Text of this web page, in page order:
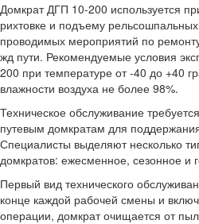
Домкрат ДГП 10-200 используется
рихтовке и подъему
проводимых мероприятий по
жд пути. Рекомендуемые условия
200 при температуре от -40 до +40
влажности воздуха не более 98%.
Техническое обслуживание
путевым домкратам для
Специалисты выделяют несколько
домкратов: ежесменное, сезонное и
Первый вид технического
конце каждой рабочей смены и
операции, домкрат очищается от